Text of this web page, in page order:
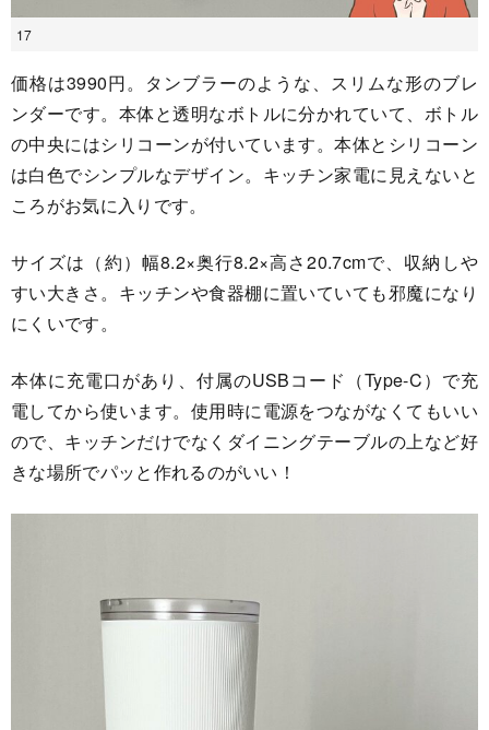
17
価格は3990円。タンブラーのような、スリムな形のブレ
ンダーです。本体と透明なボトルに分かれていて、ボトル
の中央にはシリコーンが付いています。本体とシリコーン
は白色でシンプルなデザイン。キッチン家電に見えないと
ころがお気に入りです。
サイズは（約）幅8.2×奥行8.2×高さ20.7cmで、収納しや
すい大きさ。キッチンや食器棚に置いていても邪魔になり
にくいです。
本体に充電口があり、付属のUSBコード（Type-C）で充
電してから使います。使用時に電源をつながなくてもいい
ので、キッチンだけでなくダイニングテーブルの上など好
きな場所でパッと作れるのがいい！